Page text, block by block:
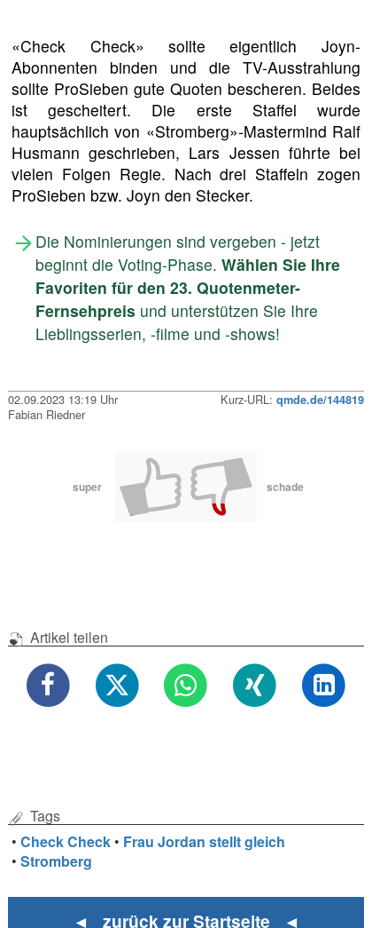
«Check Check» sollte eigentlich Joyn-
Abonnenten binden und die TV-Ausstrahlung
sollte ProSieben gute Quoten bescheren. Beides
ist gescheitert. Die erste Staffel wurde
hauptsächlich von «Stromberg»-Mastermind Ralf
Husmann geschrieben, Lars Jessen führte bei
vielen Folgen Regie. Nach drei Staffeln zogen
ProSieben bzw. Joyn den Stecker.
Die Nominierungen sind vergeben - jetzt
beginnt die Voting-Phase. Wählen Sie Ihre
Favoriten für den 23. Quotenmeter-
Fernsehpreis und unterstützen Sie Ihre
Lieblingsserien, -filme und -shows!
02.09.2023 13:19 Uhr Kurz-URL: qmde.de/144819
Fabian Riedner
super schade
Artikel teilen
Tags
•Check Check • Frau Jordan stellt gleich
•Stromberg
◄ zurück zur Startseite ◄